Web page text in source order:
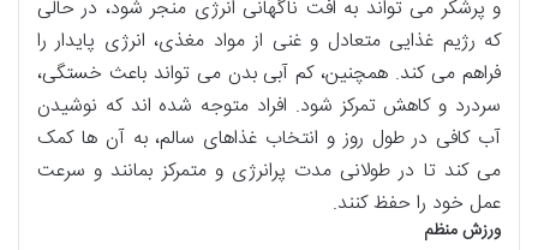
و پرشکر می تواند به افت ناگهانی انرژی منجر شود، در حالی
که رژیم غذایی متعادل و غنی از مواد مغذی، انرژی پایدار را
فراهم می کند. همچنین، کم آبی بدن می تواند باعث خستگی،
سردرد و کاهش تمرکز شود. افراد متوجه شده اند که نوشیدن
آب کافی در طول روز و انتخاب غذاهای سالم، به آن ها کمک
می کند تا در طولانی مدت پرانرژی و متمرکز بمانند و سرعت
عمل خود را حفظ کنند.
ورزش منظم